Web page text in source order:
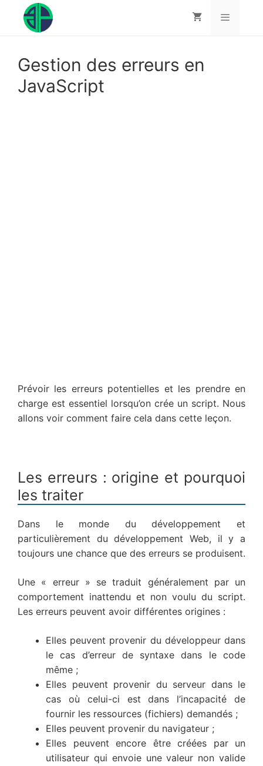
contenu
Gestion des erreurs en
JavaScript
Prévoir les erreurs potentielles et les prendre en
charge est essentiel lorsqu’on crée un script. Nous
allons voir comment faire cela dans cette leçon.
Les erreurs : origine et pourquoi
les traiter
Dans le monde du développement et
particulièrement du développement Web, il y a
toujours une chance que des erreurs se produisent.
Une « erreur » se traduit généralement par un
comportement inattendu et non voulu du script.
Les erreurs peuvent avoir différentes origines :
Elles peuvent provenir du développeur dans
le cas d’erreur de syntaxe dans le code
même ;
Elles peuvent provenir du serveur dans le
cas où celui-ci est dans l’incapacité de
fournir les ressources (fichiers) demandés ;
Elles peuvent provenir du navigateur ;
Elles peuvent encore être créées par un
utilisateur qui envoie une valeur non valide